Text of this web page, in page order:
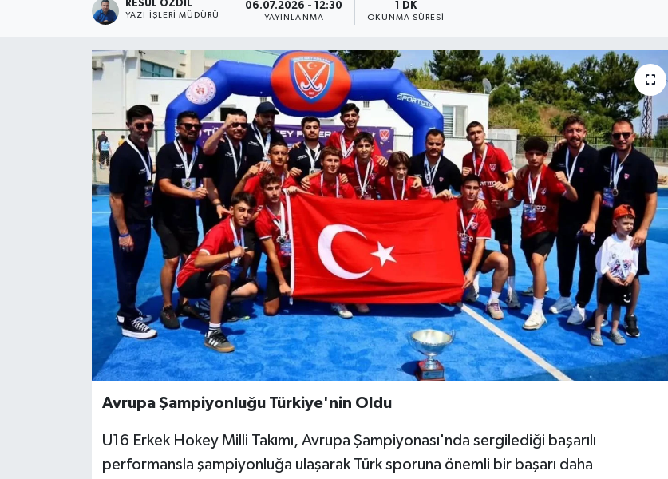
RESUL ÖZDIL
YAZI İŞLERI MÜDÜRÜ
06.07.2026 - 12:30
YAYINLANMA
1 DK
OKUNMA SÜRESI
Avrupa Şampiyonluğu Türkiye'nin Oldu
U16 Erkek Hokey Milli Takımı, Avrupa Şampiyonası'nda sergilediği başarılı
performansla şampiyonluğa ulaşarak Türk sporuna önemli bir başarı daha